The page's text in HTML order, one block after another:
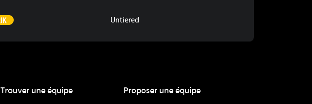
Électrik Untiered
Trouver une équipe Proposer une équipe